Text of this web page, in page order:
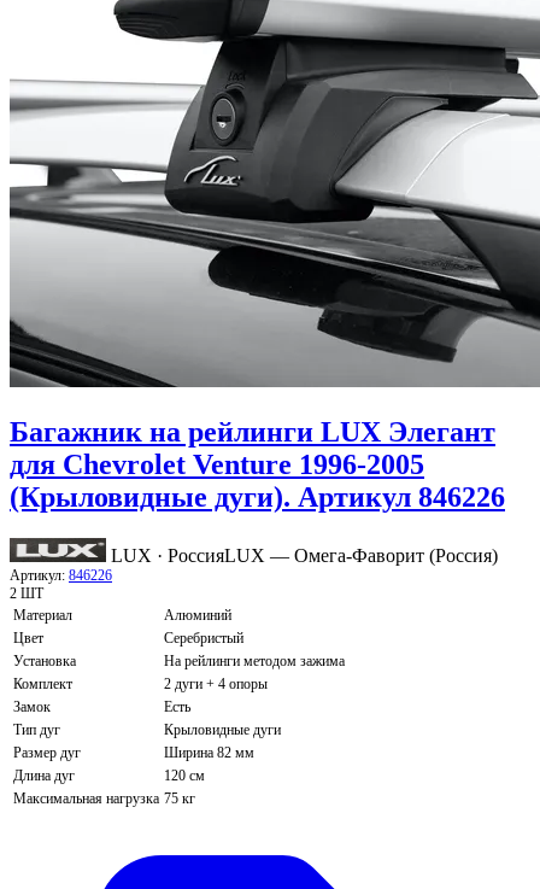
Багажник на рейлинги LUX Элегант
для Chevrolet Venture 1996-2005
(Крыловидные дуги). Артикул 846226
LUX · РоссияLUX — Омега-Фаворит (Россия)
Артикул: 846226
2 ШТ
Материал
Алюминий
Цвет
Серебристый
Установка
На рейлинги методом зажима
Комплект
2 дуги + 4 опоры
Замок
Есть
Тип дуг
Крыловидные дуги
Размер дуг
Ширина 82 мм
Длина дуг
120 см
Максимальная нагрузка 75 кг